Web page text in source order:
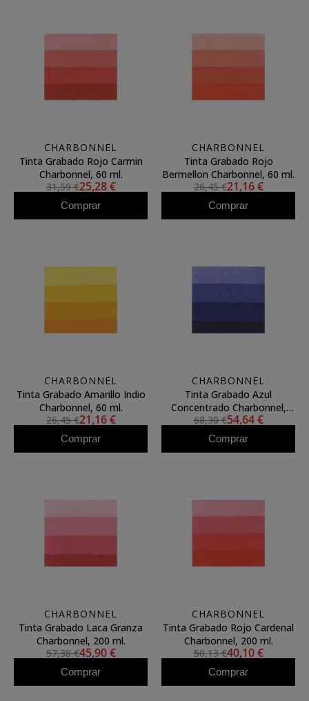
CHARBONNEL
Tinta Grabado Rojo Carmin
Charbonnel, 60 ml.
31,59 €25,28 €
Comprar
CHARBONNEL
Tinta Grabado Rojo
Bermellon Charbonnel, 60 ml.
26,45 €21,16 €
Comprar
CHARBONNEL
Tinta Grabado Amarillo Indio
Charbonnel, 60 ml.
26,45 €21,16 €
Comprar
CHARBONNEL
Tinta Grabado Azul
Concentrado Charbonnel,
200 ml.
68,30 €54,64 €
Comprar
CHARBONNEL
Tinta Grabado Laca Granza
Charbonnel, 200 ml.
57,38 €45,90 €
Comprar
CHARBONNEL
Tinta Grabado Rojo Cardenal
Charbonnel, 200 ml.
50,13 €40,10 €
Comprar